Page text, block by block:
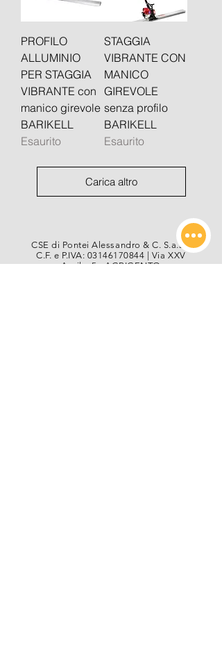
PROFILO
ALLUMINIO
PER STAGGIA
VIBRANTE con
manico girevole
BARIKELL
Esaurito
STAGGIA
VIBRANTE CON
MANICO
GIREVOLE
senza profilo
BARIKELL
Esaurito
Carica altro
CSE di Pontei Alessandro & C. S.a.s. |
C.F. e P.IVA: 03146170844 | Via XXV
Aprile, 5 - AGRIGENTO